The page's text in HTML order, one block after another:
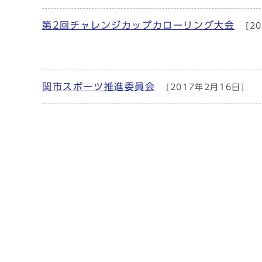
第2回チャレンジカップカローリング大会
関市スポーツ推進委員会 [2017年2月16日]